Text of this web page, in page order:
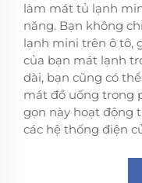
làm mát tủ lạnh
năng. Bạn không
lạnh mini trên ô tô,
của bạn mát lạnh
dài, bạn cũng có
mát đồ uống trong
gọn này hoạt động
các hệ thống điện